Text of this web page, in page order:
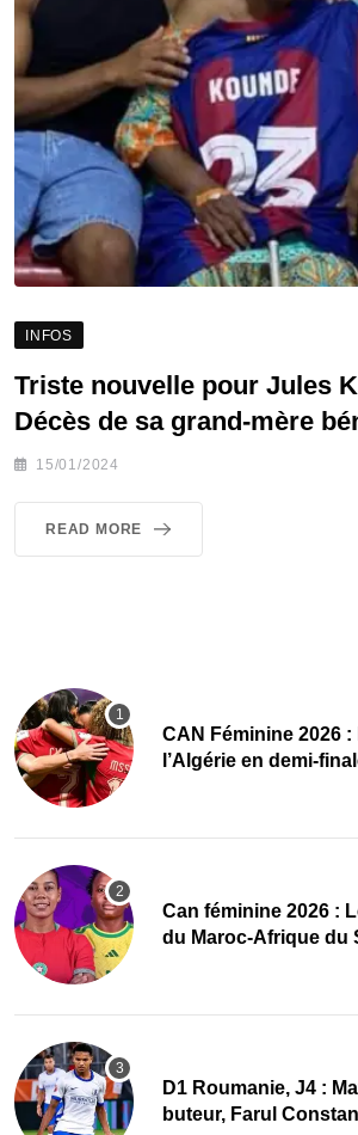
INFOS
Triste nouvelle pour Jules
Décès de sa grand-mère
15/01/2024
READ MORE
CAN Féminine 2026 :
l’Algérie en demi-
‎Can féminine 2026 :
du Maroc-Afrique du
D1 Roumanie, J4 :
buteur, Farul